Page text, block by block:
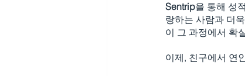
Sentrip을 통해 성
랑하는 사람과 더
이 그 과정에서 확
이제, 친구에서 연